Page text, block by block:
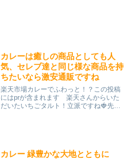
カレーは癒しの商品としても人
気、セレブ達と同じ様な商品を持
ちたいなら激安通販ですね
楽天市場カレーでふわっと！？この投稿
にはprが含まれます 楽天さんからいた
だいたいちごタルト！立派ですね🍓先日
カレー 緑豊かな大地とともに